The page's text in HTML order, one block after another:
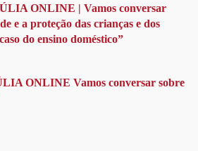
ONLINE | Vamos conversar
e a proteção das crianças e dos
do ensino doméstico”
ONLINE Vamos conversar sobre